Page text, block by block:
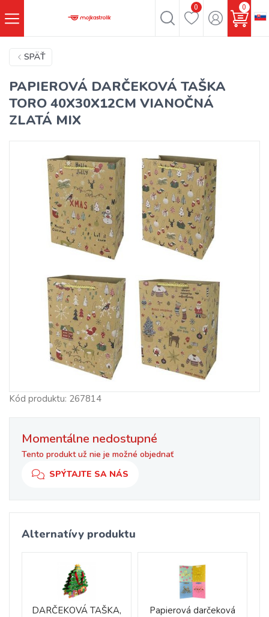
0 0
SPÄŤ
PAPIEROVÁ DARČEKOVÁ TAŠKA
TORO 40X30X12CM VIANOČNÁ
ZLATÁ MIX
Kód produktu: 267814
Momentálne nedostupné
Tento produkt už nie je možné objednať
SPÝTAJTE SA NÁS
Alternatívy produktu
DARČEKOVÁ TAŠKA,
Papierová darčeková